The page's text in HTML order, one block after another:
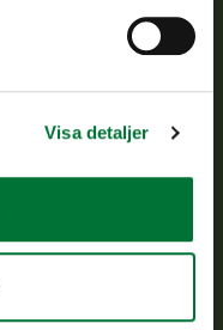
Visa detaljer